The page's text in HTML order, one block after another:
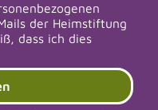
der Heimstiftung
dass ich dies